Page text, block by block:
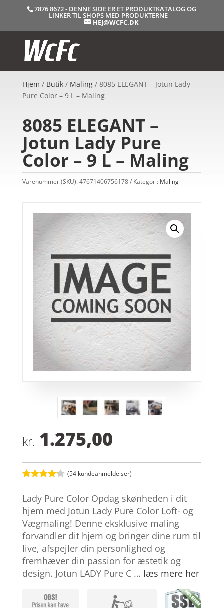
7876 8672 - DENNE SIDE ER ET PRODUKTKATALOG OG
LINKER TIL SHOPS MED PRODUKTERNE
HEJ@WCFC.DK
Hjem / Butik/ Maling/ 8085 ELEGANT – Jotun Lady
Pure Color – 9 L – Maling
8085 ELEGANT –
Jotun Lady Pure
Color – 9 L – Maling
Varenummer (SKU):47671406756178 Kategori: Maling
kr. 1.275,00
ud af 5
baseret
på
kundebedø
mmelser
(54 kundeanmeldelser)
Lady Pure Color Opdag skønheden i dit
hjem med Jotun Lady Pure Color Loft- og
Vægmaling! Denne eksklusive maling
forvandler dit hjem og bringer dine rum til
live, afspejler din personlighed og
fremhæver din passion for æstetik og
design. Jotun LADY Pure C … læs mere her